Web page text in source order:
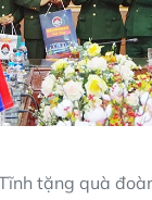
tặng quà